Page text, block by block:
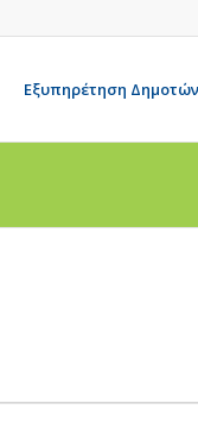
Εξυπηρέτηση Δημοτών